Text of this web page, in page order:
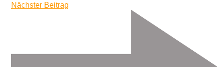
Nächster Beitrag